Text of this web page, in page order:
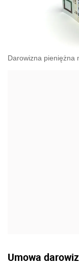
Darowizna pieniężna
Umowa